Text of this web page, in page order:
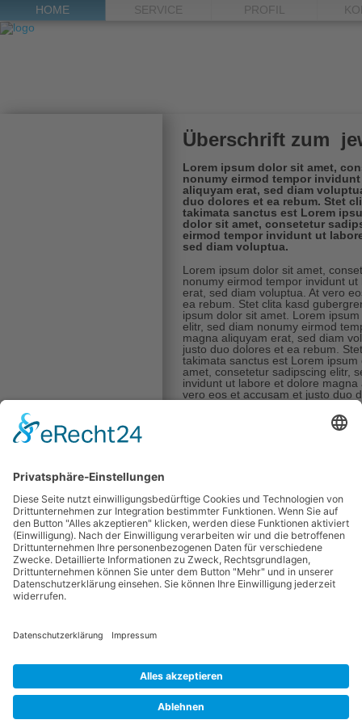
HOME SERVICE PROFIL
Überschrift zum
Lorem ipsum dolor sit amet,
nonumy eirmod tempor
aliquyam erat, sed diam
duo dolores et ea rebum. Stet
takimata sanctus est Lorem
dolor sit amet, consetetur
eirmod tempor invidunt ut
sed diam voluptua.
Lorem ipsum dolor sit amet,
nonumy eirmod tempor invidunt
erat, sed diam voluptua. At vero
ea rebum. Stet clita kasd
ipsum dolor sit amet. Lorem
elitr, sed diam nonumy eirmod
magna aliquyam erat, sed diam
justo duo dolores et ea rebum.
takimata sanctus est Lorem
amet, consetetur sadipscing elitr,
invidunt ut labore et dolore
vero eos et accusam et justo duo
gubergren, no sea takimata
Duis autem vel eum iriure dolor
Ut wisi enim ad minim veniam,
suscipit lobortis nisl ut aliquip ex
vel eum iriure dolor in hendrerit in
consequat, vel illum dolore eu
accumsan et iusto odio dignissim
delenit augue duis dolore te
Nam liber tempor cum soluta
Duis autem vel eum iriure dolor
molestie consequat, vel illum
At vero eos et accusam et justo
gubergren, no sea takimata